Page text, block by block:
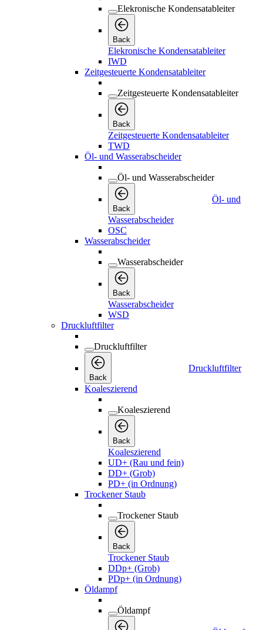
Elekronische Kondensatableiter
Back
Elekronische Kondensatableiter
IWD
Zeitgesteuerte Kondensatableiter
Zeitgesteuerte Kondensatableiter
Back
Zeitgesteuerte Kondensatableiter
TWD
Öl- und Wasserabscheider
Öl- und Wasserabscheider
Back
Öl- und
Wasserabscheider
OSC
Wasserabscheider
Wasserabscheider
Back
Wasserabscheider
WSD
Druckluftfilter
Druckluftfilter
Back
Druckluftfilter
Koaleszierend
Koaleszierend
Back
Koaleszierend
UD+ (Rau und fein)
DD+ (Grob)
PD+ (in Ordnung)
Trockener Staub
Trockener Staub
Back
Trockener Staub
DDp+ (Grob)
PDp+ (in Ordnung)
Öldampf
Öldampf